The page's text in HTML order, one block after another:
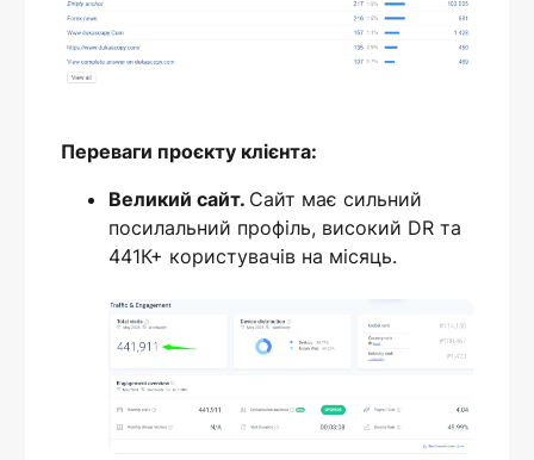
Переваги проєкту клієнта:
Великий сайт. Сайт має сильний
посилальний профіль, високий DR та
441К+ користувачів на місяць.